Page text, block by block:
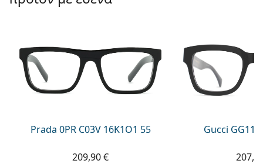
Persol
Όλες οι μάρκες
Prada 0PR C03V 16K1O1 55
209,90 €
Gucci